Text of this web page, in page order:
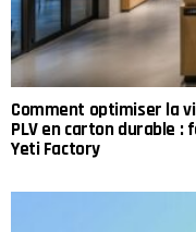
Comment optimiser la
PLV en carton durable :
Yeti Factory